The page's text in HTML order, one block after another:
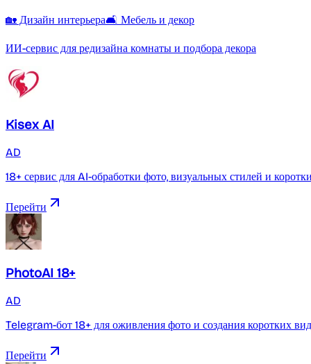
🏡 Дизайн интерьера🛋️ Мебель и декор
ИИ-сервис для редизайна комнаты и подбора декора
Kisex AI
AD
18+ сервис для AI-обработки фото, визуальных стилей и
Перейти
PhotoAI 18+
AD
Telegram-бот 18+ для оживления фото и создания коротких
Перейти